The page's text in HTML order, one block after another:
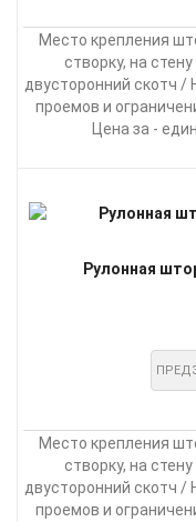
Место крепления
створку, на
двусторонний скотч /
проемов и
Цена за -
Рулонная
Место крепления
створку, на
двусторонний скотч /
проемов и